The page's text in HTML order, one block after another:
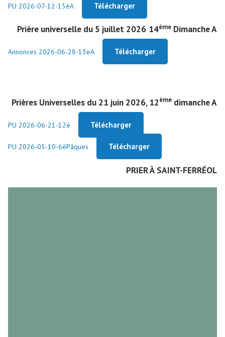
PU 2026-07-12-15èA Télécharger
Prière universelle du 5 juillet 2026 14ème Dimanche A
Annonces 2026-06-28-13eA Télécharger
Prières Universelles du 21 juin 2026, 12ème dimanche A
PU 2026-06-21-12è Télécharger
PU 2026-05-10-6èPâques Télécharger
PRIER À SAINT-FERRÉOL